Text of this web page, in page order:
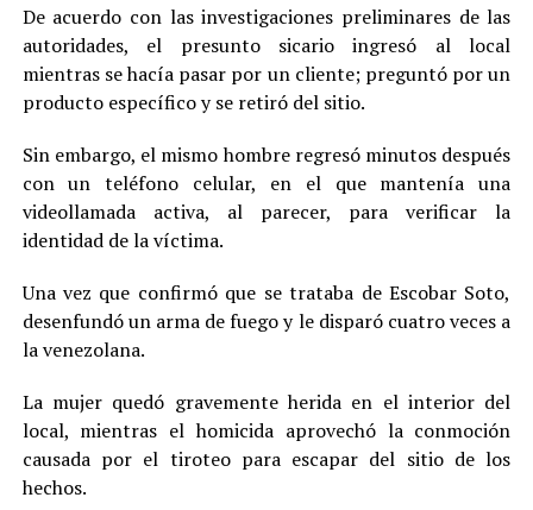
De acuerdo con las investigaciones preliminares de las
autoridades, el presunto sicario ingresó al local
mientras se hacía pasar por un cliente; preguntó por un
producto específico y se retiró del sitio.
Sin embargo, el mismo hombre regresó minutos después
con un teléfono celular, en el que mantenía una
videollamada activa, al parecer, para verificar la
identidad de la víctima.
Una vez que confirmó que se trataba de Escobar Soto,
desenfundó un arma de fuego y le disparó cuatro veces a
la venezolana.
La mujer quedó gravemente herida en el interior del
local, mientras el homicida aprovechó la conmoción
causada por el tiroteo para escapar del sitio de los
hechos.